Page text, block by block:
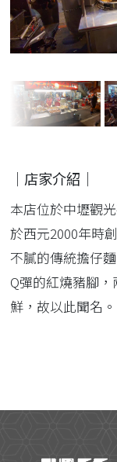
｜店家介紹｜
本店位於中壢觀
於西元2000年時
不膩的傳統擔仔
Q彈的紅燒豬腳
鮮，故以此聞名。